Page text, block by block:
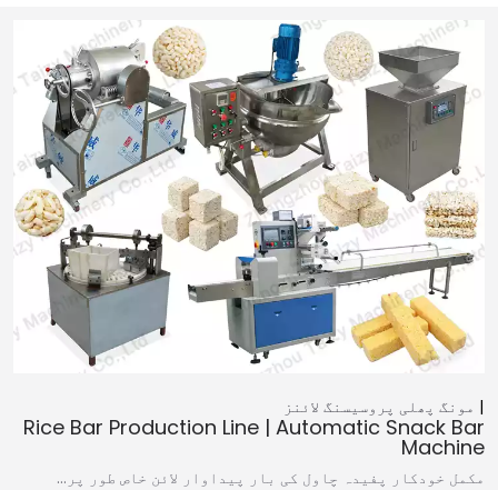
مونگ پھلی پروسیسنگ لائنز
Rice Bar Production Line | Automatic Snack Bar
Machine
مکمل خودکار پفیدہ چاول کی بار پیداوار لائن خاص طور پر…